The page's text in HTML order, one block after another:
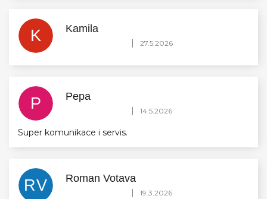
K Kamila
Hodnocení obchodu je 5 z 5 hvězdiček.
| 27.5.2026
P Pepa
Hodnocení obchodu je 5 z 5 hvězdiček.
| 14.5.2026
Super komunikace i servis.
RV Roman Votava
Hodnocení obchodu je 5 z 5 hvězdiček.
| 19.3.2026